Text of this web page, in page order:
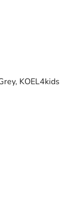
KOEL4kids